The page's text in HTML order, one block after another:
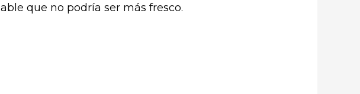
que no podría ser más fresco.